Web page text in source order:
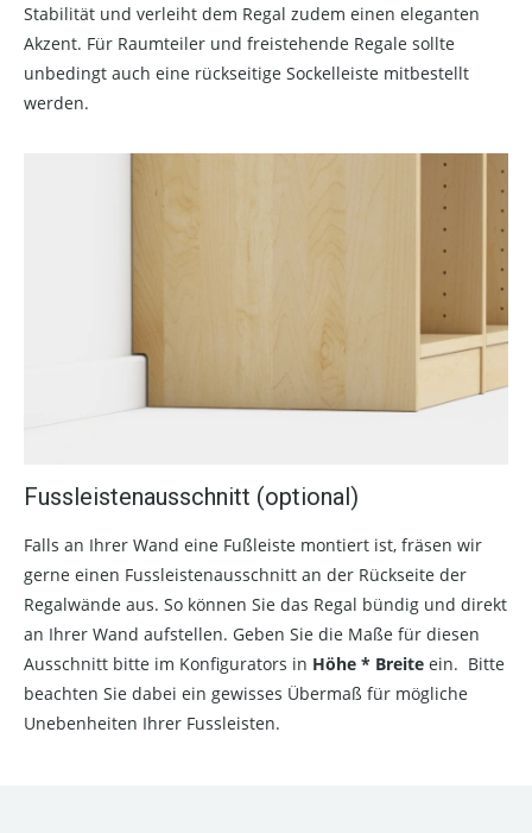
Stabilität und verleiht dem Regal zudem einen eleganten
Akzent. Für Raumteiler und freistehende Regale sollte
unbedingt auch eine rückseitige Sockelleiste mitbestellt
werden.
Fussleistenausschnitt (optional)
Falls an Ihrer Wand eine Fußleiste montiert ist, fräsen wir
gerne einen Fussleistenausschnitt an der Rückseite der
Regalwände aus. So können Sie das Regal bündig und direkt
an Ihrer Wand aufstellen. Geben Sie die Maße für diesen
Ausschnitt bitte im Konfigurators in Höhe * Breite ein. Bitte
beachten Sie dabei ein gewisses Übermaß für mögliche
Unebenheiten Ihrer Fussleisten.